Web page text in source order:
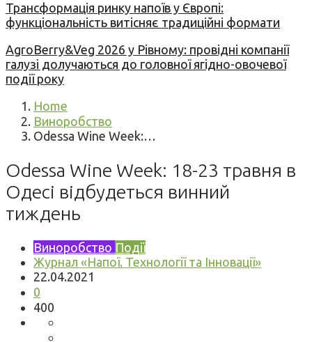
Трансформація ринку напоїв у Європі:
функціональність витісняє традиційні формати
AgroBerry&Veg 2026 у Рівному: провідні компанії
галузі долучаються до головної ягідно-овочевої
події року
Home
Виноробство
Odessa Wine Week:…
Odessa Wine Week: 18-23 травня в
Одесі відбудеться винний
тиждень
Виноробство Події
Журнал «Напої. Технології та Інновації»
22.04.2021
0
400